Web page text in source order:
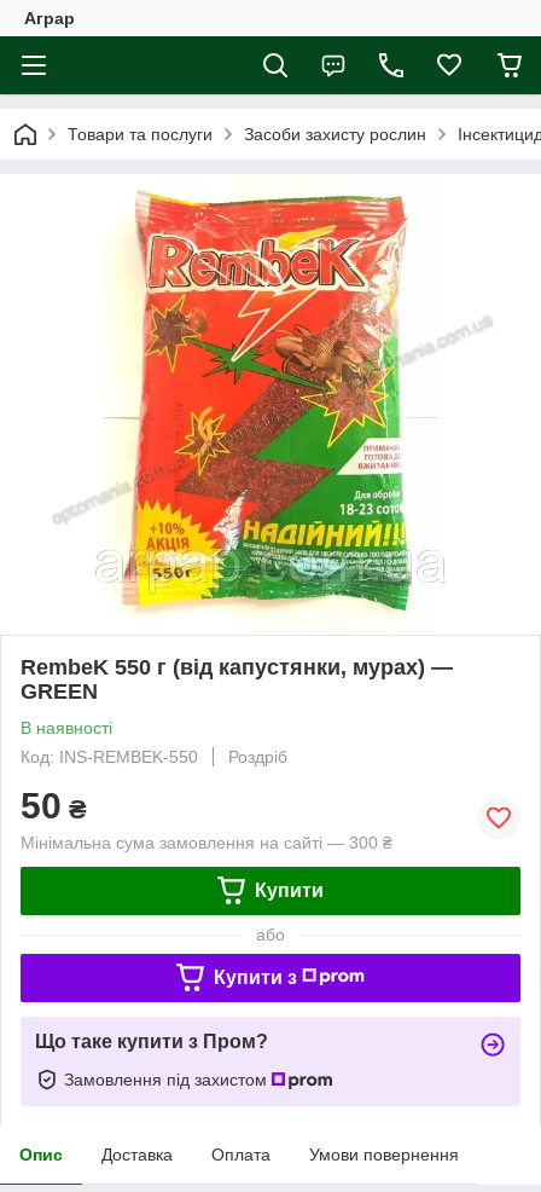
Аграр
Товари та послуги Засоби захисту рослин
RembeK 550 г (від капустянки, мурах) —
GREEN
В наявності
Код: INS-REMBEK-550
Роздріб
50 ₴
Мінімальна сума замовлення на сайті — 300 ₴
Купити
або
Купити з
Що таке купити з Пром?
Замовлення під захистом
Опис Доставка Оплата Умови повернення